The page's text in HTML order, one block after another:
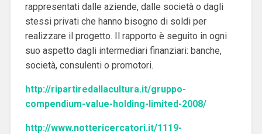
rappresentati dalle aziende, dalle società o dagli
stessi privati che hanno bisogno di soldi per
realizzare il progetto. Il rapporto è seguito in ogni
suo aspetto dagli intermediari finanziari: banche,
società, consulenti o promotori.
http://ripartiredallacultura.it/gruppo-
compendium-value-holding-limited-2008/
http://www.nottericercatori.it/1119-